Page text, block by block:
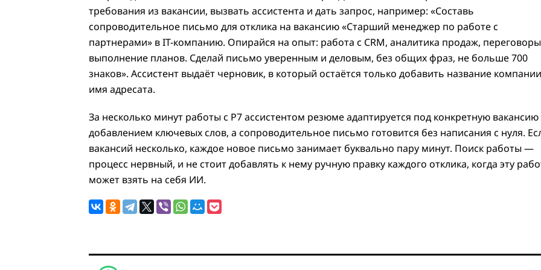
требования из вакансии, вызвать ассистента и дать запрос, например: «Составь
сопроводительное письмо для отклика на вакансию «Старший менеджер по работе с
партнерами» в IT-компанию. Опирайся на опыт: работа с CRM, аналитика продаж,
выполнение планов. Сделай письмо уверенным и деловым, без общих фраз, не больше 700
знаков». Ассистент выдаёт черновик, в который остаётся только добавить название
имя адресата.
За несколько минут работы с Р7 ассистентом резюме адаптируется под конкретную вакансию
добавлением ключевых слов, а сопроводительное письмо готовится без написания с нуля.
вакансий несколько, каждое новое письмо занимает буквально пару минут. Поиск работы —
процесс нервный, и не стоит добавлять к нему ручную правку каждого отклика, когда эту
может взять на себя ИИ.